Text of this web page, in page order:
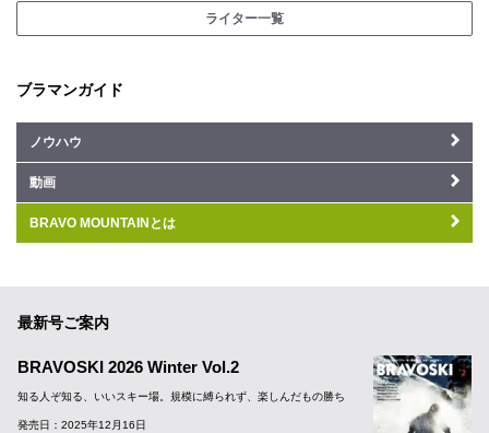
ライター一覧
ブラマンガイド
ノウハウ
動画
BRAVO MOUNTAINとは
最新号ご案内
BRAVOSKI 2026 Winter Vol.2
知る人ぞ知る、いいスキー場。規模に縛られず、楽しんだもの勝ち
発売日：2025年12月16日